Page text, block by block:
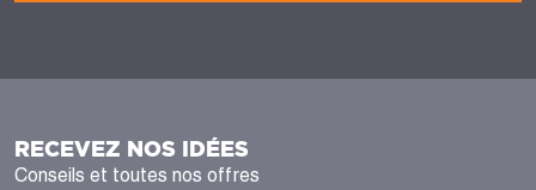
RECEVEZ NOS IDÉES
Conseils et toutes nos offres